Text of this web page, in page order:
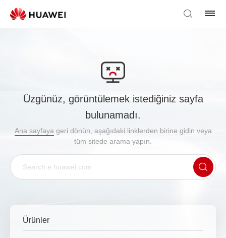
Üzgünüz, görüntülemek istediğiniz sayfa
bulunamadı.
Ana sayfaya geri dönün, aşağıdaki linklerden birine gidin veya
tüm sitede arama yapın.
Ürünler